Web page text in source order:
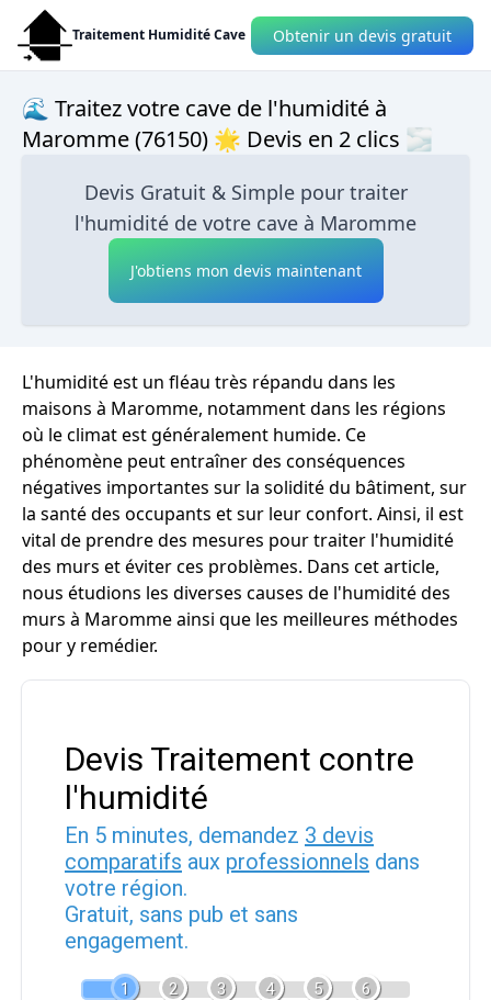
Traitement Humidité Cave Obtenir un devis gratuit
🌊 Traitez votre cave de l'humidité à
Maromme (76150) 🌟 Devis en 2 clics 🌫
Devis Gratuit & Simple pour traiter
l'humidité de votre cave à Maromme
J'obtiens mon devis maintenant
L'humidité est un fléau très répandu dans les
maisons à Maromme, notamment dans les régions
où le climat est généralement humide. Ce
phénomène peut entraîner des conséquences
négatives importantes sur la solidité du bâtiment, sur
la santé des occupants et sur leur confort. Ainsi, il est
vital de prendre des mesures pour traiter l'humidité
des murs et éviter ces problèmes. Dans cet article,
nous étudions les diverses causes de l'humidité des
murs à Maromme ainsi que les meilleures méthodes
pour y remédier.
Devis Traitement contre
l'humidité
En 5 minutes, demandez 3 devis
comparatifs aux professionnels dans
votre région.
Gratuit, sans pub et sans
engagement.
1 2 3 4 5 6